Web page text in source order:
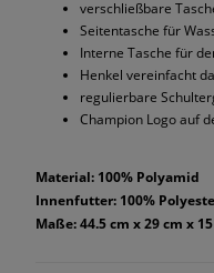
verschließbare
Seitentasche für
Interne Tasche für
Henkel vereinfacht
regulierbare
Champion Logo auf
Material: 100% Polyamid
Innenfutter: 100%
Maße: 44.5 cm x 29 cm x